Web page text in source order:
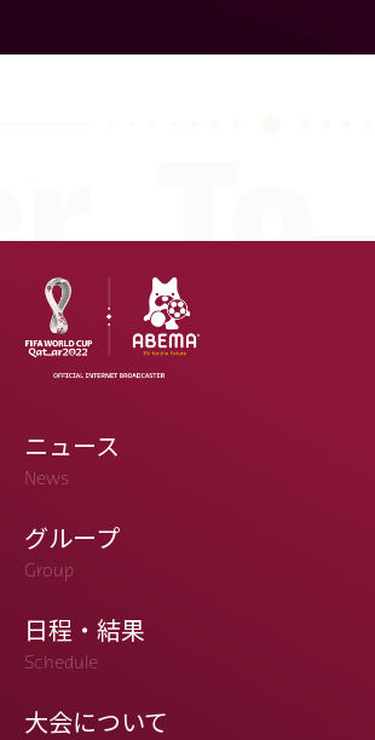
ニュース
News
グループ
Group
日程・結果
Schedule
大会について